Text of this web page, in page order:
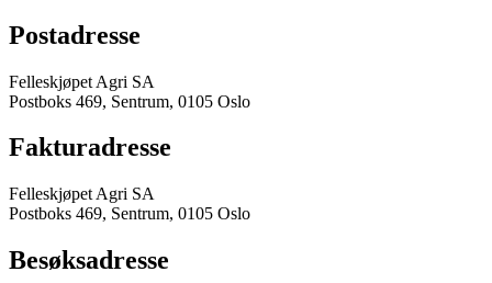
Postadresse
Felleskjøpet Agri SA
Postboks 469, Sentrum, 0105 Oslo
Fakturadresse
Felleskjøpet Agri SA
Postboks 469, Sentrum, 0105 Oslo
Besøksadresse